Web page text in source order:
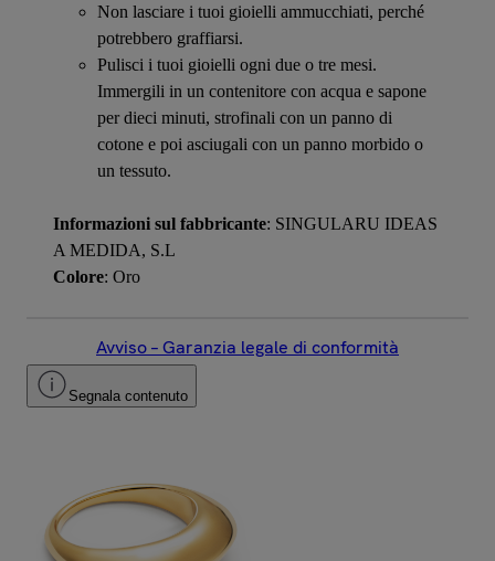
Non lasciare i tuoi gioielli ammucchiati, perché
potrebbero graffiarsi.
Pulisci i tuoi gioielli ogni due o tre mesi.
Immergili in un contenitore con acqua e sapone
per dieci minuti, strofinali con un panno di
cotone e poi asciugali con un panno morbido o
un tessuto.
Informazioni sul fabbricante: SINGULARU IDEAS
A MEDIDA, S.L
Colore: Oro
Avviso – Garanzia legale di conformità
Segnala contenuto